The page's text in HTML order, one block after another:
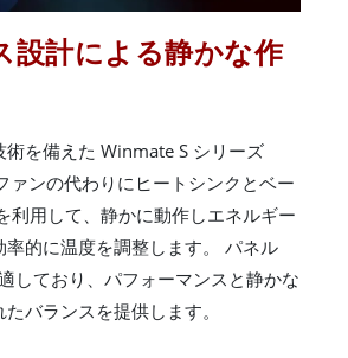
設計による静かな作
術を備えた Winmate S シリーズ
ァンの代わりにヒートシンクとベー
利用して、静かに動作しエネルギー
率的に温度を調整します。 パネル
しており、パフォーマンスと静かな
バランスを提供します。